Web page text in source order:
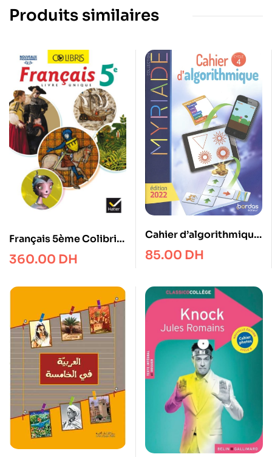
Produits similaires
Français 5ème Colibris
(avec carnet de bord)
360.00 DH
Cahier d’algorithmique
4e Myriade
85.00 DH